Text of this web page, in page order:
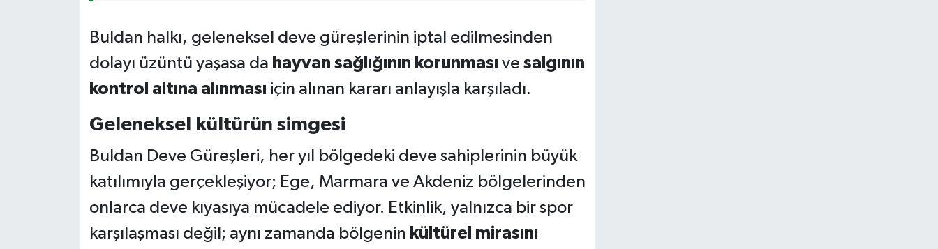
Buldan halkı, geleneksel deve güreşlerinin iptal edilmesinden
dolayı üzüntü yaşasa da hayvan sağlığının korunması ve salgının
kontrol altına alınması için alınan kararı anlayışla karşıladı.
Geleneksel kültürün simgesi
Buldan Deve Güreşleri, her yıl bölgedeki deve sahiplerinin büyük
katılımıyla gerçekleşiyor; Ege, Marmara ve Akdeniz bölgelerinden
onlarca deve kıyasıya mücadele ediyor. Etkinlik, yalnızca bir spor
karşılaşması değil; aynı zamanda bölgenin kültürel mirasını